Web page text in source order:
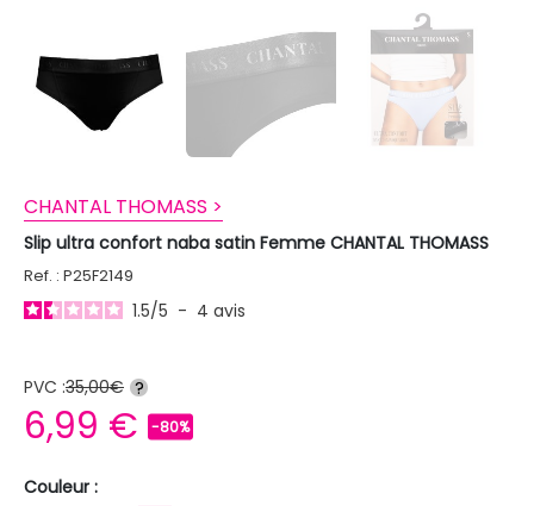
CHANTAL THOMASS >
Slip ultra confort naba satin Femme CHANTAL THOMASS
Ref. : P25F2149
1.5/5 - 4 avis
PVC :35,00€ ?
6,99 € -80%
Couleur :